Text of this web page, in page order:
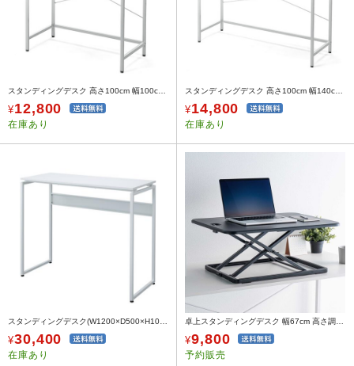
¥12,800
在庫あり
¥14,800
在庫あり
¥30,400
在庫あり
¥9,800
予約販売